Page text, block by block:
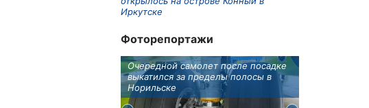
Иркутске
Фоторепортажи
Очередной самолет после посадке
выкатился за пределы полосы в
Норильске